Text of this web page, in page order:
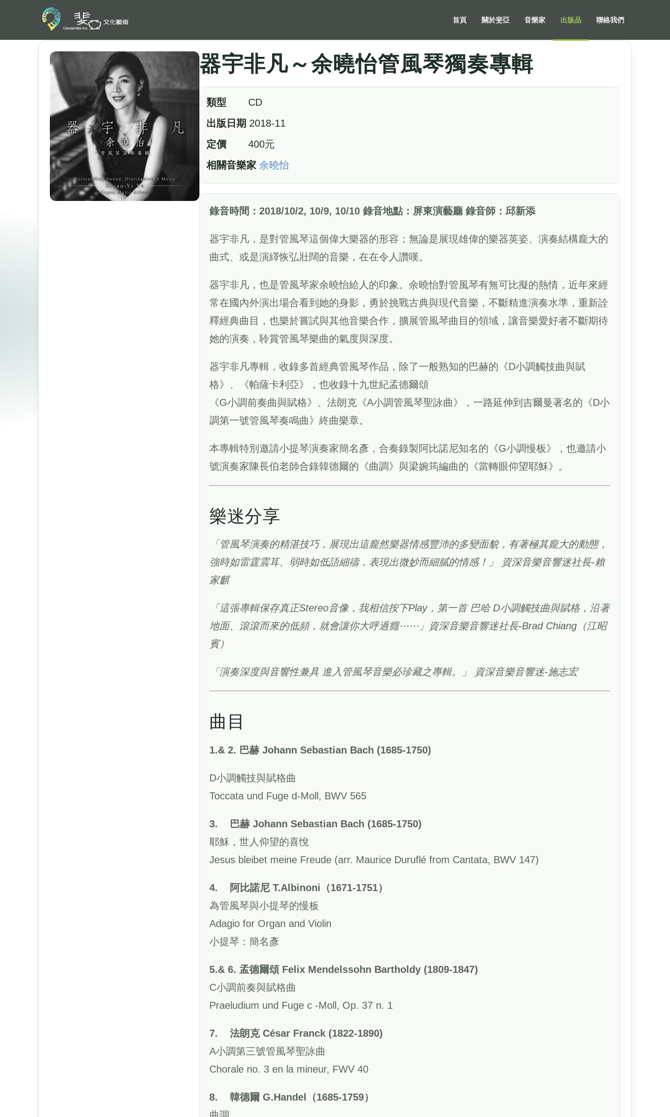
首頁 關於斐亞 音樂家 出版品 聯絡我們
器宇非凡～余曉怡管風琴獨奏專輯
類型
CD
出版日期 2018-11
定價
400元
相關音樂家 余曉怡
錄音時間：2018/10/2, 10/9, 10/10 錄音地點：屏東演藝廳 錄音師：邱新添
器宇非凡，是對管風琴這個偉大樂器的形容；無論是展現雄偉的樂器英姿、演奏結構龐大的
曲式、或是演繹恢弘壯闊的音樂，在在令人讚嘆。
器宇非凡，也是管風琴家余曉怡給人的印象。余曉怡對管風琴有無可比擬的熱情，近年來經
常在國內外演出場合看到她的身影，勇於挑戰古典與現代音樂，不斷精進演奏水準，重新詮
釋經典曲目，也樂於嘗試與其他音樂合作，擴展管風琴曲目的領域，讓音樂愛好者不斷期待
她的演奏，聆賞管風琴樂曲的氣度與深度。
器宇非凡專輯，收錄多首經典管風琴作品，除了一般熟知的巴赫的《D小調觸技曲與賦
格》、《帕薩卡利亞》，也收錄十九世紀孟德爾頌
《G小調前奏曲與賦格》、法朗克《A小調管風琴聖詠曲》，一路延伸到吉爾曼著名的《D小
調第一號管風琴奏鳴曲》終曲樂章。
本專輯特別邀請小提琴演奏家簡名彥，合奏錄製阿比諾尼知名的《G小調慢板》，也邀請小
號演奏家陳長伯老師合錄韓德爾的《曲調》與梁婉筠編曲的《當轉眼仰望耶穌》。
樂迷分享
「管風琴演奏的精湛技巧，展現出這龐然樂器情感豐沛的多變面貌，有著極其龐大的動態，
強時如雷霆震耳、弱時如低語細禱，表現出微妙而細膩的情感！」 資深音樂音響迷社長-賴
家麒
「這張專輯保存真正Stereo音像，我相信按下Play，第一首 巴哈 D小調觸技曲與賦格，沿著
地面、滾滾而來的低頻，就會讓你大呼過癮⋯⋯」資深音樂音響迷社長-Brad Chiang（江昭
賓）
「演奏深度與音響性兼具 進入管風琴音樂必珍藏之專輯。」 資深音樂音響迷-施志宏
曲目
1.& 2. 巴赫 Johann Sebastian Bach (1685-1750)
D小調觸技與賦格曲
Toccata und Fuge d-Moll, BWV 565
3. 巴赫 Johann Sebastian Bach (1685‐1750)
耶穌，世人仰望的喜悅
Jesus bleibet meine Freude (arr. Maurice Duruflé from Cantata, BWV 147)
4. 阿比諾尼 T.Albinoni（1671-1751）
為管風琴與小提琴的慢板
Adagio for Organ and Violin
小提琴：簡名彥
5.& 6. 孟德爾頌 Felix Mendelssohn Bartholdy (1809‐1847)
C小調前奏與賦格曲
Praeludium und Fuge c -Moll, Op. 37 n. 1
7. 法朗克 César Franck (1822-1890)
A小調第三號管風琴聖詠曲
Chorale no. 3 en la mineur, FWV 40
8. 韓德爾 G.Handel（1685-1759）